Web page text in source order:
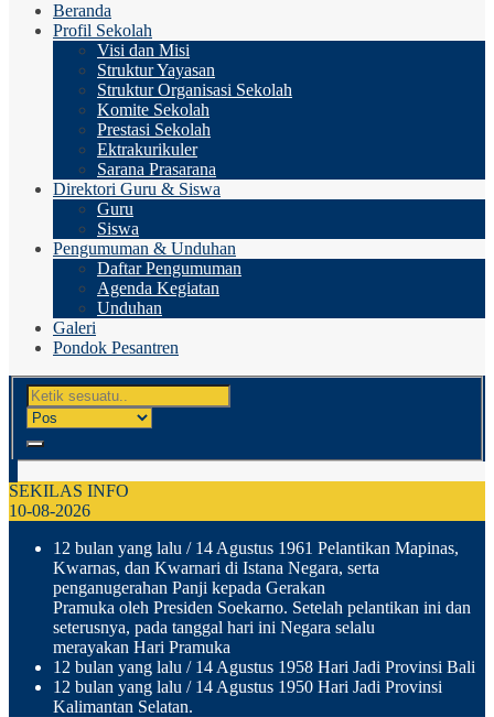
Beranda
Profil Sekolah
Visi dan Misi
Struktur Yayasan
Struktur Organisasi Sekolah
Komite Sekolah
Prestasi Sekolah
Ektrakurikuler
Sarana Prasarana
Direktori Guru & Siswa
Guru
Siswa
Pengumuman & Unduhan
Daftar Pengumuman
Agenda Kegiatan
Unduhan
Galeri
Pondok Pesantren
SEKILAS INFO
10-08-2026
12 bulan yang lalu / 14 Agustus 1961 Pelantikan Mapinas,
Kwarnas, dan Kwarnari di Istana Negara, serta
penganugerahan Panji kepada Gerakan
Pramuka oleh Presiden Soekarno. Setelah pelantikan ini dan
seterusnya, pada tanggal hari ini Negara selalu
merayakan Hari Pramuka
12 bulan yang lalu / 14 Agustus 1958 Hari Jadi Provinsi Bali
12 bulan yang lalu / 14 Agustus 1950 Hari Jadi Provinsi
Kalimantan Selatan.